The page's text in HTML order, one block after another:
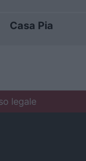
Casa Pia
legale